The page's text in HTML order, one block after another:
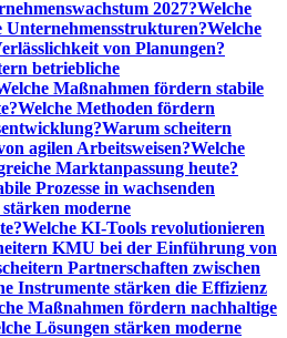
2027?Welche
Welche
von Planungen?
betriebliche
Maßnahmen fördern stabile
Welche Methoden fördern
Warum scheitern
agilen Arbeitsweisen?Welche
Marktanpassung heute?
Prozesse in wachsenden
stärken moderne
Welche KI-Tools revolutionieren
KMU bei der Einführung von
Partnerschaften zwischen
Instrumente stärken die Effizienz
Maßnahmen fördern nachhaltige
Lösungen stärken moderne